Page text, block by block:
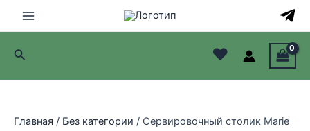
Main
Menu
Поиск ♥
Главная / Без категории / Сервировочный столик Marie